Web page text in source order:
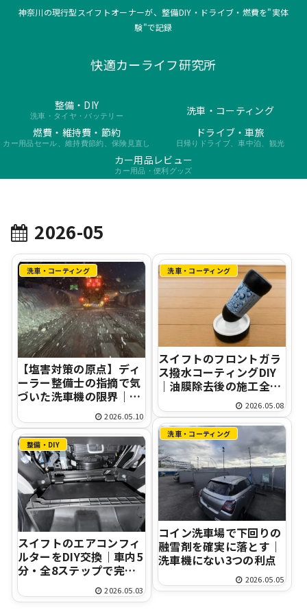
神奈川の現行型スイフトオーナーが、整備DIY・ドライブ・燃費を"実体
験"で記録
快適カーライフ研究所
整備・DIY
洗車・タイヤ・バッテリー
洗車・コーティング
燃費・維持費・節約
カー用品セール、維持費節約、保険見直し
ドライブ・車旅
日帰りドライブ、車中泊、観光
カー用品レビュー
カー用品・便利グッズ
2026-05
洗車・コーティング
【塩害対策の原点】ディ
ーラー整備士の指摘で気
づいた洗車機の限界｜コ
イン洗車切替＋アンダー
コーティング13,200円施
工レポ
2026.05.10
洗車・コーティング
スイフトのフロントガラ
ス撥水コーティングDIY
｜油膜除去後の施工全工
2026.05.08
洗車・コーティング
コイン洗車場で下回りの
融雪剤を確実に落とす｜
洗車機にない3つの利点
2026.05.05
整備・DIY
スイフトのエアコンフィ
ルターをDIY交換｜車内5
分・全8ステップで完全
2026.05.03